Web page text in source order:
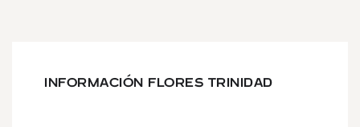
INFORMACIÓN FLORES TRINIDAD